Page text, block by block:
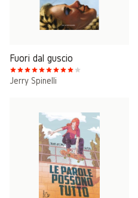
Fuori dal guscio
Jerry Spinelli